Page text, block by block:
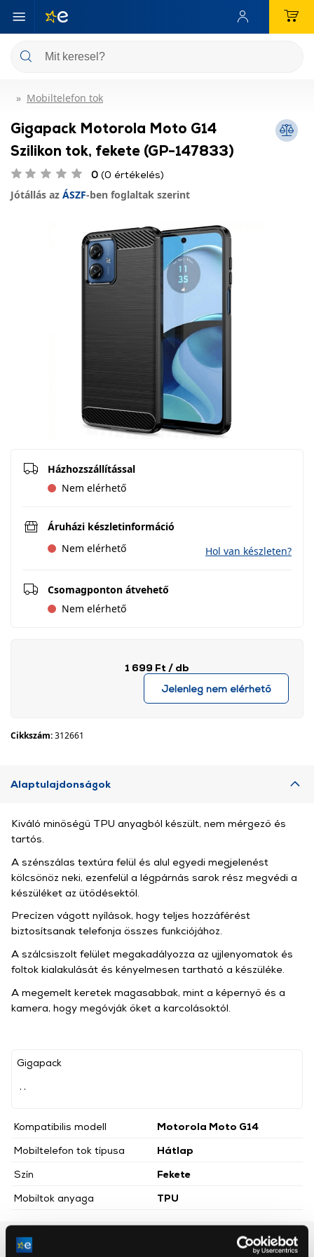
Mobiltelefon tok
Gigapack Motorola Moto G14
Szilikon tok, fekete (GP-147833)
0 (0 értékelés)
Jótállás az ÁSZF-ben foglaltak szerint
Házhozszállítással
Nem elérhető
Áruházi készletinformáció
Nem elérhető
Hol van készleten?
Csomagponton átvehető
Nem elérhető
1 699 Ft / db
Jelenleg nem elérhető
Cikkszám:312661
Alaptulajdonságok
Gigapack
Kompatibilis modell
Motorola Moto G14
Mobiltelefon tok típusa
Hátlap
Szín
Fekete
Mobiltok anyaga
TPU
Kiváló minőségű TPU anyagból készült, nem mérgező és
tartós.
A szénszálas textúra felül és alul egyedi megjelenést
kölcsönöz neki, ezenfelül a légpárnás sarok rész megvédi a
készüléket az ütődésektől.
Precízen vágott nyílások, hogy teljes hozzáférést
biztosítsanak telefonja összes funkciójához.
A szálcsiszolt felület megakadályozza az ujjlenyomatok és
foltok kialakulását és kényelmesen tartható a készüléke.
A megemelt keretek magasabbak, mint a képernyő és a
kamera, hogy megóvják őket a karcolásoktól.
Részletes ismertető